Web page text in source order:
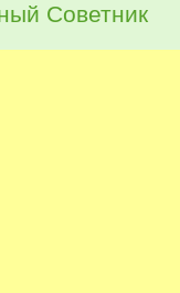
Советник